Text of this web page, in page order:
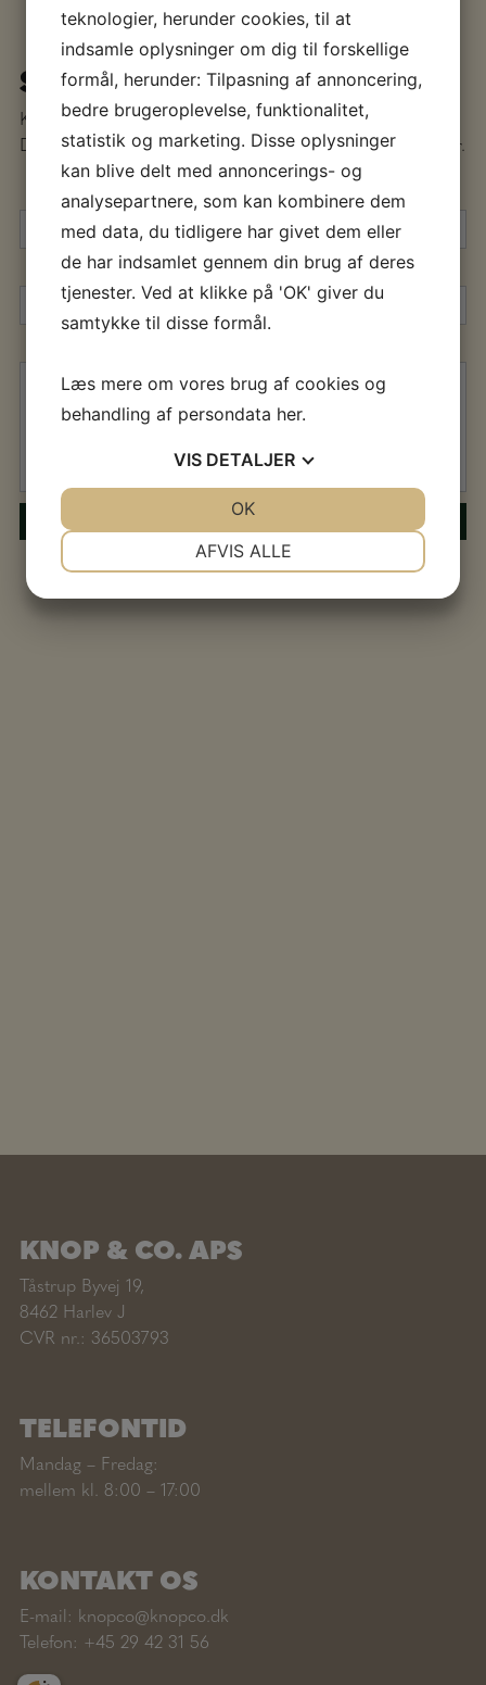
SKRIV TIL OS
Kontakt os gerne med forespørgsler, stort som småt.
Du kan skrive til os ved at udfylde formularen nedenunder.
KNOP & CO. APS
Tåstrup Byvej 19,
8462 Harlev J
CVR nr.: 36503793
TELEFONTID
Mandag – Fredag:
mellem kl. 8:00 – 17:00
KONTAKT OS
E-mail: knopco@knopco.dk
Telefon: +45 29 42 31 56
teknologier, herunder cookies, til at
indsamle oplysninger om dig til forskellige
formål, herunder: Tilpasning af annoncering,
bedre brugeroplevelse, funktionalitet,
statistik og marketing. Disse oplysninger
kan blive delt med annoncerings- og
analysepartnere, som kan kombinere dem
med data, du tidligere har givet dem eller
de har indsamlet gennem din brug af deres
tjenester. Ved at klikke på 'OK' giver du
samtykke til disse formål.
Læs mere om vores brug af cookies og
behandling af persondata her.
VIS DETALJER
AFVIS ALLE
OK